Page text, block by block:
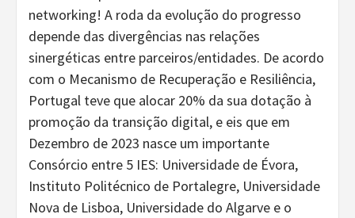
networking! A roda da evolução do progresso
depende das divergências nas relações
sinergéticas entre parceiros/entidades. De acordo
com o Mecanismo de Recuperação e Resiliência,
Portugal teve que alocar 20% da sua dotação à
promoção da transição digital, e eis que em
Dezembro de 2023 nasce um importante
Consórcio entre 5 IES: Universidade de Évora,
Instituto Politécnico de Portalegre, Universidade
Nova de Lisboa, Universidade do Algarve e o